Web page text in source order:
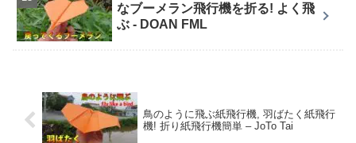
なブーメラン飛行機を折る! よく飛
ぶ - DOAN FML
鳥のように飛ぶ紙飛行機, 羽ばたく紙飛行
機! 折り紙飛行機簡単 – JoTo Tai